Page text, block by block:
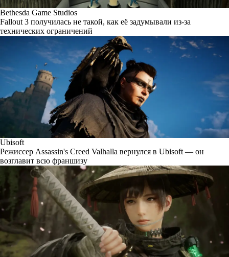
Bethesda Game Studios
Fallout 3 получилась не такой, как её задумывали из-за
технических ограничений
Ubisoft
Режиссер Assassin's Creed Valhalla вернулся в Ubisoft — он
возглавит всю франшизу